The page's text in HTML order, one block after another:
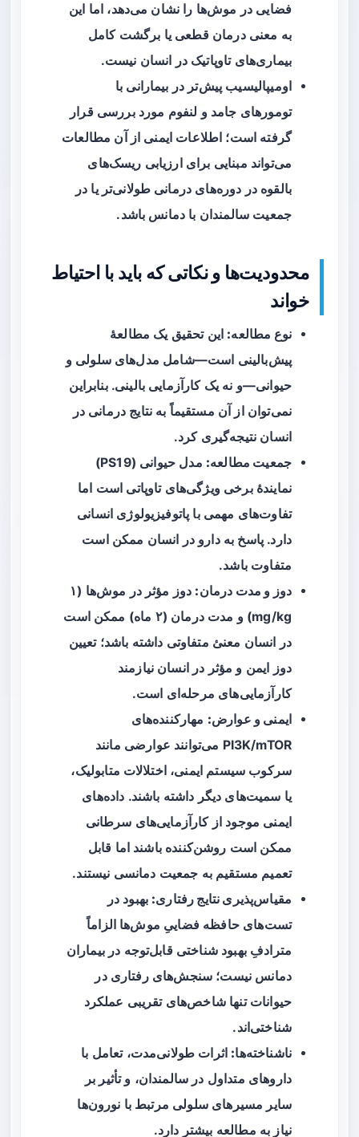
فضایی در موش‌ها را نشان می‌دهد، اما این
به معنی درمان قطعی یا برگشت کامل
بیماری‌های تاوپاتیک در انسان نیست.
اومیپالیسیب پیش‌تر در بیمارانی با
تومورهای جامد و لنفوم مورد بررسی قرار
گرفته است؛ اطلاعات ایمنی از آن مطالعات
می‌تواند مبنایی برای ارزیابی ریسک‌های
بالقوه در دوره‌های درمانی طولانی‌تر یا در
جمعیت سالمندان با دمانس باشد.
محدودیت‌ها و نکاتی که باید با احتیاط
خواند
نوع مطالعه: این تحقیق یک مطالعهٔ
پیش‌بالینی است—شامل مدل‌های سلولی و
حیوانی—و نه یک کارآزمایی بالینی. بنابراین
نمی‌توان از آن مستقیماً به نتایج درمانی در
انسان نتیجه‌گیری کرد.
جمعیت مطالعه:
مدل حیوانی (PS19)
نمایندهٔ برخی ویژگی‌های تاوپاتی است اما
تفاوت‌های مهمی با پاتوفیزیولوژی انسانی
دارد. پاسخ به دارو در انسان ممکن است
متفاوت باشد.
دوز و مدت درمان:
دوز مؤثر در موش‌ها (۱
mg/kg) و مدت درمان (۲ ماه) ممکن است
در انسان معنیٔ متفاوتی داشته باشد؛ تعیین
دوز ایمن و مؤثر در انسان نیازمند
کارآزمایی‌های مرحله‌ای است.
ایمنی و عوارض: مهارکننده‌های
PI3K/mTOR می‌توانند عوارضی مانند
سرکوب سیستم ایمنی، اختلالات متابولیک،
یا سمیت‌های دیگر داشته باشند. داده‌های
ایمنی موجود از کارآزمایی‌های سرطانی
ممکن است روشن‌کننده باشند اما قابل
تعمیم مستقیم به جمعیت دمانسی نیستند.
مقیاس‌پذیری نتایج رفتاری: بهبود در
تست‌های حافظه فضاییِ موش‌ها الزاماً
مترادفِ بهبود شناختی قابل‌توجه در بیماران
دمانس نیست؛ سنجش‌های رفتاری در
حیوانات تنها شاخص‌های تقریبی عملکرد
شناختی‌اند.
ناشناخته‌ها: اثرات طولانی‌مدت، تعامل با
داروهای متداول در سالمندان، و تأثیر بر
سایر مسیرهای سلولی مرتبط با نورون‌ها
نیاز به مطالعه بیشتر دارد.